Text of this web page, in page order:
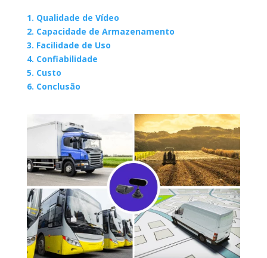
1. Qualidade de Vídeo
2. Capacidade de Armazenamento
3. Facilidade de Uso
4. Confiabilidade
5. Custo
6. Conclusão